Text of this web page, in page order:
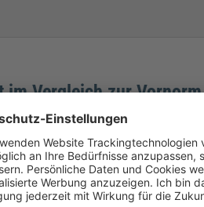
im Vergleich zur
aufgenommen wurde, das
das Kapitel „Prozessmanagement“
das Instrument zur
sowie unterstützende